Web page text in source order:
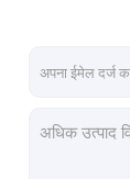
पाइप
भूवैज्ञानिक